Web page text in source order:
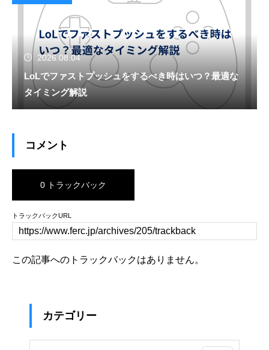
2026.08.04
LoLでファストプッシュをするべき時はいつ？最適な
タイミング解説
コメント
0 トラックバック
トラックバックURL
この記事へのトラックバックはありません。
カテゴリー